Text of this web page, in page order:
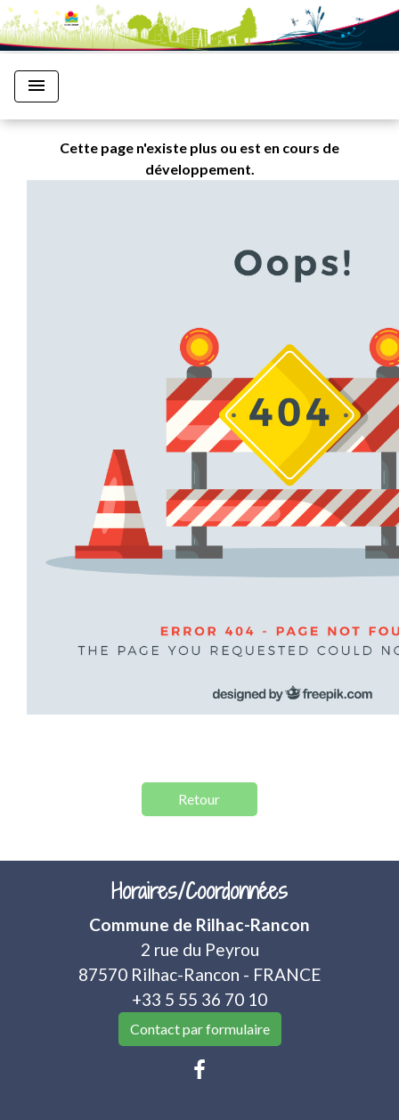
menu
Cette page n'existe plus ou est en cours de
développement.
Retour
Horaires/Coordonnées
Commune de Rilhac-Rancon
2 rue du Peyrou
87570 Rilhac-Rancon - FRANCE
+33 5 55 36 70 10
Contact par formulaire